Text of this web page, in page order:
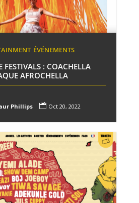
ÉVÉNEMENTS
FESTIVALS : COACHELLA
AFROCHELLA
Phillips  Oct 20, 2022